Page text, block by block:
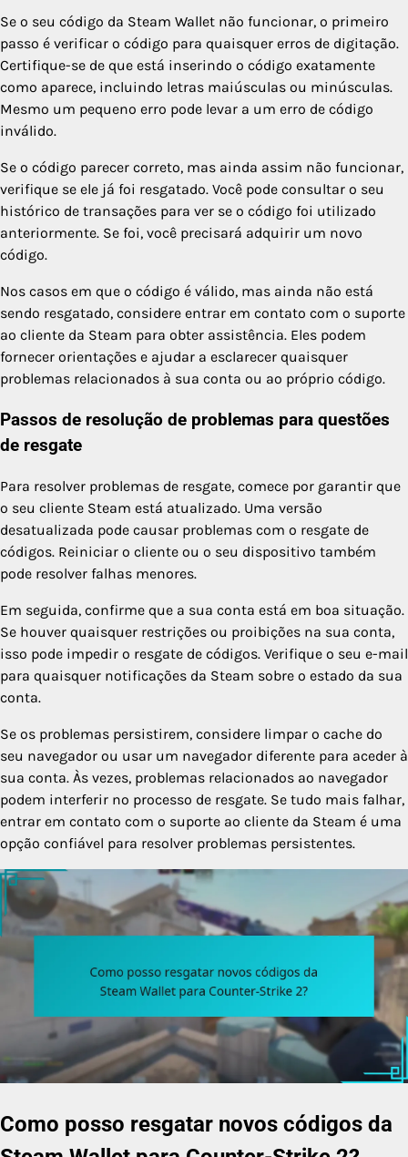
Se o seu código da Steam Wallet não funcionar, o primeiro
passo é verificar o código para quaisquer erros de digitação.
Certifique-se de que está inserindo o código exatamente
como aparece, incluindo letras maiúsculas ou minúsculas.
Mesmo um pequeno erro pode levar a um erro de código
inválido.
Se o código parecer correto, mas ainda assim não funcionar,
verifique se ele já foi resgatado. Você pode consultar o seu
histórico de transações para ver se o código foi utilizado
anteriormente. Se foi, você precisará adquirir um novo
código.
Nos casos em que o código é válido, mas ainda não está
sendo resgatado, considere entrar em contato com o suporte
ao cliente da Steam para obter assistência. Eles podem
fornecer orientações e ajudar a esclarecer quaisquer
problemas relacionados à sua conta ou ao próprio código.
Passos de resolução de problemas para questões
de resgate
Para resolver problemas de resgate, comece por garantir que
o seu cliente Steam está atualizado. Uma versão
desatualizada pode causar problemas com o resgate de
códigos. Reiniciar o cliente ou o seu dispositivo também
pode resolver falhas menores.
Em seguida, confirme que a sua conta está em boa situação.
Se houver quaisquer restrições ou proibições na sua conta,
isso pode impedir o resgate de códigos. Verifique o seu e-mail
para quaisquer notificações da Steam sobre o estado da sua
conta.
Se os problemas persistirem, considere limpar o cache do
seu navegador ou usar um navegador diferente para aceder à
sua conta. Às vezes, problemas relacionados ao navegador
podem interferir no processo de resgate. Se tudo mais falhar,
entrar em contato com o suporte ao cliente da Steam é uma
opção confiável para resolver problemas persistentes.
Como posso resgatar novos códigos da